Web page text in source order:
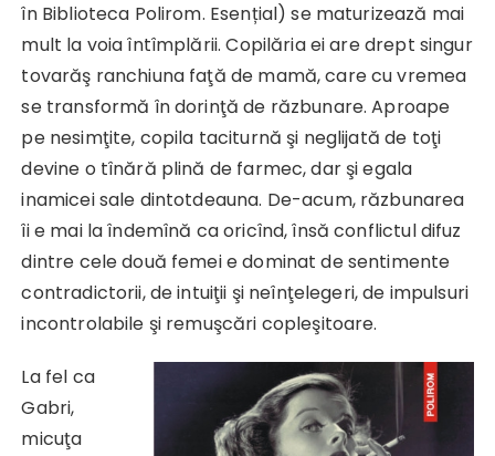
în Biblioteca Polirom. Esențial) se maturizează mai
mult la voia întîmplării. Copilăria ei are drept singur
tovarăş ranchiuna faţă de mamă, care cu vremea
se transformă în dorinţă de răzbunare. Aproape
pe nesimţite, copila taciturnă şi neglijată de toţi
devine o tînără plină de farmec, dar şi egala
inamicei sale dintotdeauna. De-acum, răzbunarea
îi e mai la îndemînă ca oricînd, însă conflictul difuz
dintre cele două femei e dominat de sentimente
contradictorii, de intuiţii şi neînţelegeri, de impulsuri
incontrolabile şi remuşcări copleşitoare.
La fel ca
Gabri,
micuţa